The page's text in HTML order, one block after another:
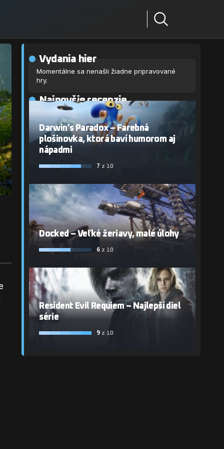
Vydania hier
Momentálne sa nenašli žiadne pripravované
hry.
Najnovšie recenzie
Darwin’s Paradox – Farebná
plošinovka, ktorá baví humorom aj
nápadmi
7 z 10
Docked – Veľké žeriavy, malé úlohy
6 z 10
Resident Evil Requiem – Najlepší diel
série
9 z 10